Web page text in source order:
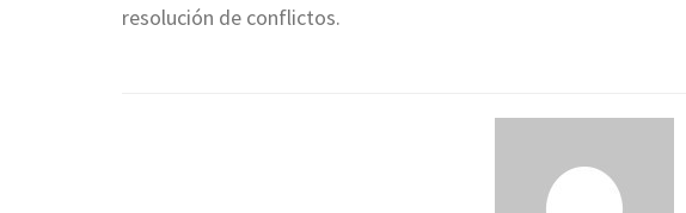
resolución de conflictos.